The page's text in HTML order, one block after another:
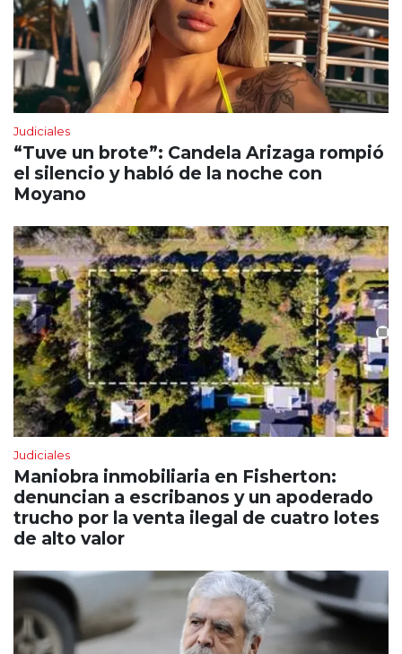
Judiciales
“Tuve un brote”: Candela Arizaga rompió
el silencio y habló de la noche con
Moyano
Judiciales
Maniobra inmobiliaria en Fisherton:
denuncian a escribanos y un apoderado
trucho por la venta ilegal de cuatro lotes
de alto valor